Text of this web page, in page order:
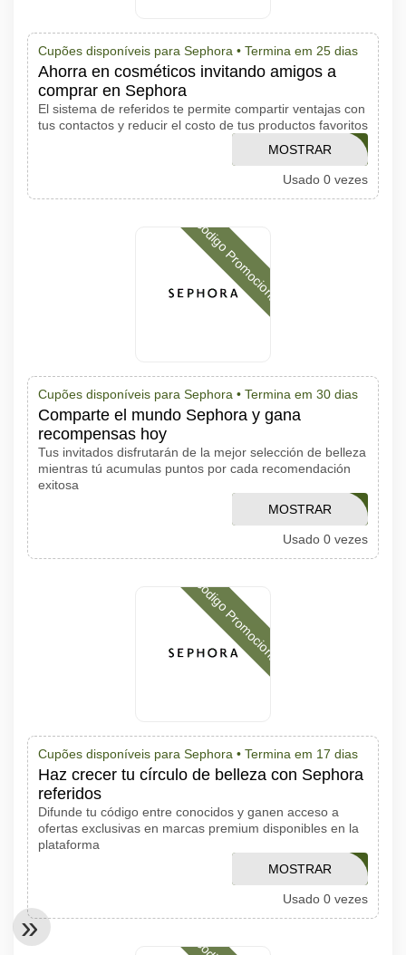
Cupões disponíveis para Sephora • Termina em 25 dias
Ahorra en cosméticos invitando amigos a
comprar en Sephora
El sistema de referidos te permite compartir ventajas con
tus contactos y reducir el costo de tus productos favoritos
EYESCULPT
MOSTRAR
CÓDIGO
Usado 0 vezes
Código Promocional
Cupões disponíveis para Sephora • Termina em 30 dias
Comparte el mundo Sephora y gana
recompensas hoy
Tus invitados disfrutarán de la mejor selección de belleza
mientras tú acumulas puntos por cada recomendación
exitosa
CP32
MOSTRAR
CÓDIGO
Usado 0 vezes
Código Promocional
Cupões disponíveis para Sephora • Termina em 17 dias
Haz crecer tu círculo de belleza con Sephora
referidos
Difunde tu código entre conocidos y ganen acceso a
ofertas exclusivas en marcas premium disponibles en la
plataforma
EVERYTHING
MOSTRAR
CÓDIGO
Usado 0 vezes